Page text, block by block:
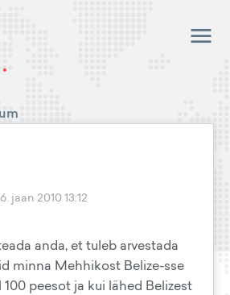
jaan 2010 13:12
anda, et tuleb arvestada
minna Mehhikost Belize-sse
peesot ja kui lähed Belizest